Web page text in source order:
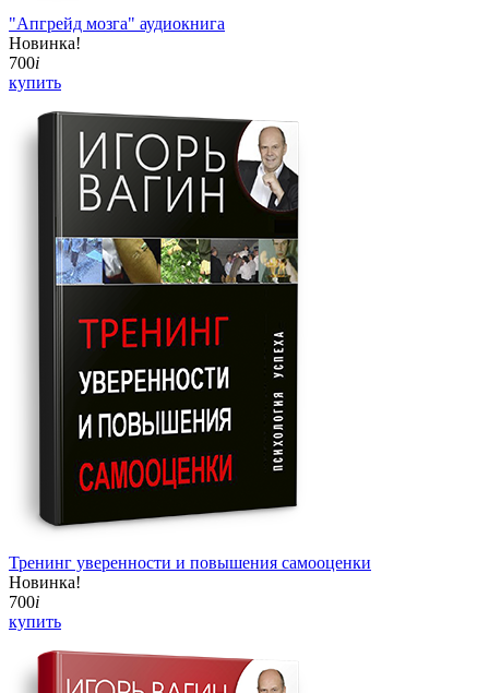
"Апгрейд мозга" аудиокнига
Новинка!
700i
купить
Тренинг уверенности и повышения самооценки
Новинка!
700i
купить